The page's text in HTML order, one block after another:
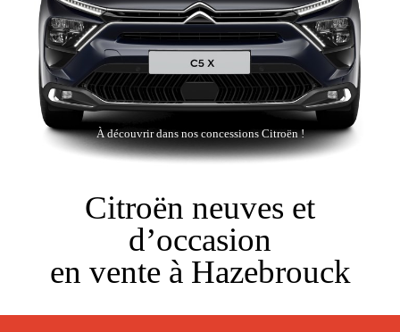
À découvrir dans nos concessions Citroën !
Citroën neuves et
d’occasion
en vente à Hazebrouck